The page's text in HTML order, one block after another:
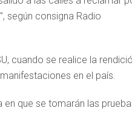
según consigna Radio
cuando se realice la
en el país.
que se tomarán las